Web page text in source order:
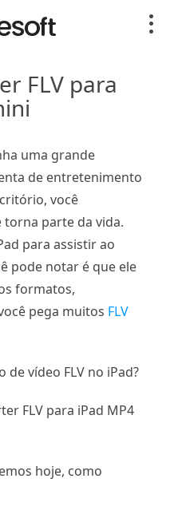
FLV para
uma grande
de entretenimento
você
torna parte da vida.
para assistir ao
pode notar é que ele
formatos,
pega muitos FLV
vídeo FLV no iPad?
FLV para iPad MP4
hoje, como